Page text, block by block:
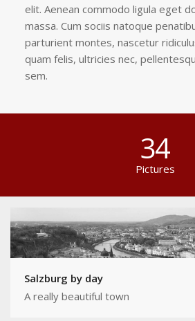
elit. Aenean commodo ligula eget
massa. Cum sociis natoque
parturient montes, nascetur
quam felis, ultricies nec,
sem.
34
Pictures
Salzburg by day
A really beautiful town